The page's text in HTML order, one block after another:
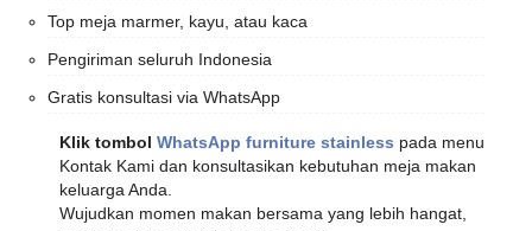
Top meja marmer, kayu, atau kaca
Pengiriman seluruh Indonesia
Gratis konsultasi via WhatsApp
Klik tombol WhatsApp furniture stainless pada menu
Kontak Kami dan konsultasikan kebutuhan meja makan
keluarga Anda.
Wujudkan momen makan bersama yang lebih hangat,